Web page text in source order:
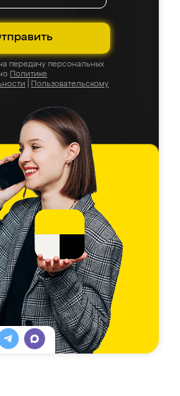
передачу персональных
Политике
Пользовательскому